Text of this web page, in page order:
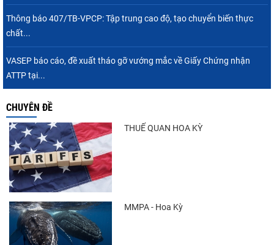
Thông báo 407/TB-VPCP: Tập trung cao độ, tạo chuyển biến thực
chất...
VASEP báo cáo, đề xuất tháo gỡ vướng mắc về Giấy Chứng nhận
ATTP tại...
CHUYÊN ĐỀ
THUẾ QUAN HOA KỲ
MMPA - Hoa Kỳ